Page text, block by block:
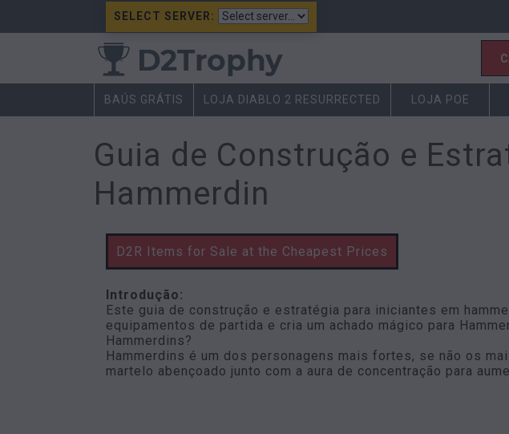
SELECT SERVER:
BAÚS GRÁTIS LOJA DIABLO 2 RESURRECTED LOJA POE
Guia de Construção e
Hammerdin
D2R Items for Sale at the Cheapest Prices
Introdução:
Este guia de construção e estratégia para iniciantes em
equipamentos de partida e cria um achado mágico para
Hammerdins?
Hammerdins é um dos personagens mais fortes, se não os
martelo abençoado junto com a aura de concentração para